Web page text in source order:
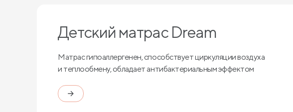
Детский матрас Dream
Матрас гипоаллергенен, способствует циркуляции воздуха
и теплообмену, обладает антибактериальным эффектом